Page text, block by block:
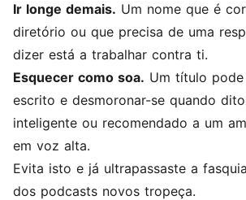
Ir longe demais. Um nome que é
diretório ou que precisa de uma
dizer está a trabalhar contra ti.
Esquecer como soa. Um título
escrito e desmoronar-se quando
inteligente ou recomendado a um
em voz alta.
Evita isto e já ultrapassaste a
dos podcasts novos tropeça.